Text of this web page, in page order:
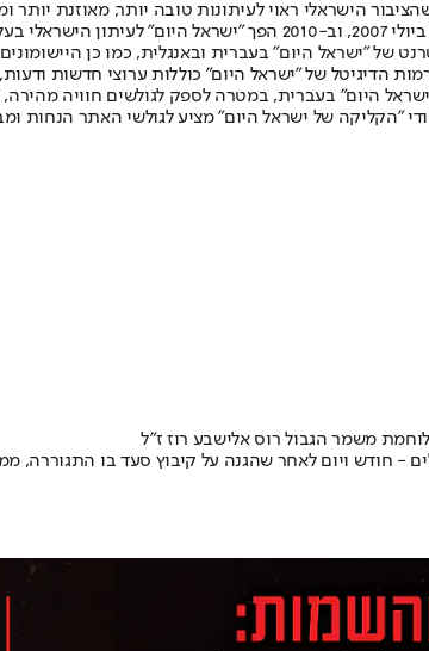
הישראלי ראוי לעיתונות טובה יותר, מאוזנת יותר
תשלום. המהדורה המודפסת הראשונה פורסמה ב-30 ביולי
הדיגיטל של "ישראל היום" כוללות ערוצי חדשות
של "ישראל היום" בעברית, במטרה לספק לגולשים חוויה
"הקליקה של ישראל היום" מציע לגולשי האתר הנחות
משמר הגבול רוס אלישבע רוז ז״ל
- חודש ויום לאחר שהגנה על קיבוץ סעד בו